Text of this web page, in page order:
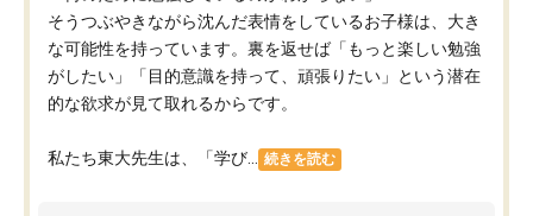
そうつぶやきながら沈んだ表情をしているお子様は、大き
な可能性を持っています。裏を返せば「もっと楽しい勉強
がしたい」「目的意識を持って、頑張りたい」という潜在
的な欲求が見て取れるからです。
私たち東大先生は、「学び... 続きを読む